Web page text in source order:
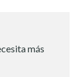
más